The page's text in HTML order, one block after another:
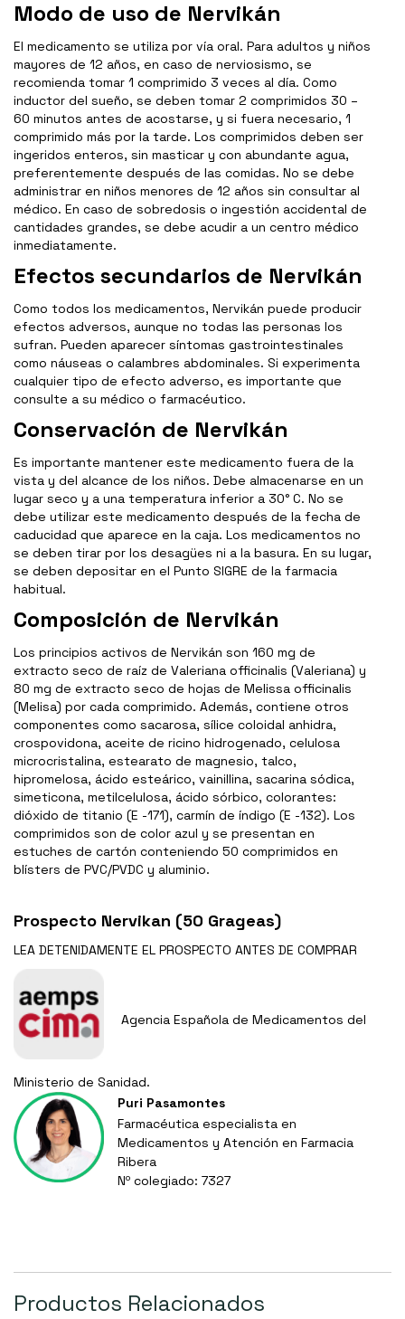
Modo de uso de Nervikán
El medicamento se utiliza por vía oral. Para adultos y niños
mayores de 12 años, en caso de nerviosismo, se
recomienda tomar 1 comprimido 3 veces al día. Como
inductor del sueño, se deben tomar 2 comprimidos 30 –
60 minutos antes de acostarse, y si fuera necesario, 1
comprimido más por la tarde. Los comprimidos deben ser
ingeridos enteros, sin masticar y con abundante agua,
preferentemente después de las comidas. No se debe
administrar en niños menores de 12 años sin consultar al
médico. En caso de sobredosis o ingestión accidental de
cantidades grandes, se debe acudir a un centro médico
inmediatamente.
Efectos secundarios de Nervikán
Como todos los medicamentos, Nervikán puede producir
efectos adversos, aunque no todas las personas los
sufran. Pueden aparecer síntomas gastrointestinales
como náuseas o calambres abdominales. Si experimenta
cualquier tipo de efecto adverso, es importante que
consulte a su médico o farmacéutico.
Conservación de Nervikán
Es importante mantener este medicamento fuera de la
vista y del alcance de los niños. Debe almacenarse en un
lugar seco y a una temperatura inferior a 30° C. No se
debe utilizar este medicamento después de la fecha de
caducidad que aparece en la caja. Los medicamentos no
se deben tirar por los desagües ni a la basura. En su lugar,
se deben depositar en el Punto SIGRE de la farmacia
habitual.
Composición de Nervikán
Los principios activos de Nervikán son 160 mg de
extracto seco de raíz de Valeriana officinalis (Valeriana) y
80 mg de extracto seco de hojas de Melissa officinalis
(Melisa) por cada comprimido. Además, contiene otros
componentes como sacarosa, sílice coloidal anhidra,
crospovidona, aceite de ricino hidrogenado, celulosa
microcristalina, estearato de magnesio, talco,
hipromelosa, ácido esteárico, vainillina, sacarina sódica,
simeticona, metilcelulosa, ácido sórbico, colorantes:
dióxido de titanio (E -171), carmín de índigo (E -132). Los
comprimidos son de color azul y se presentan en
estuches de cartón conteniendo 50 comprimidos en
blísters de PVC/PVDC y aluminio.
Prospecto Nervikan (50 Grageas)
LEA DETENIDAMENTE EL PROSPECTO ANTES DE COMPRAR
Agencia Española de Medicamentos del
Ministerio de Sanidad.
Puri Pasamontes
Farmacéutica especialista en
Medicamentos y Atención en Farmacia
Ribera
Nº colegiado: 7327
Productos Relacionados